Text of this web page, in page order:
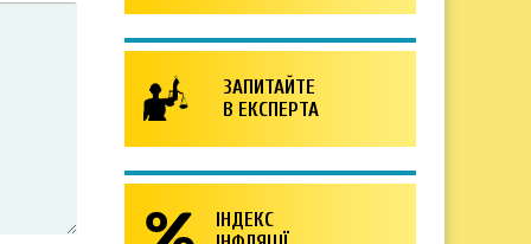
ЗАПИТАЙТЕ
В ЕКСПЕРТА
ІНДЕКС